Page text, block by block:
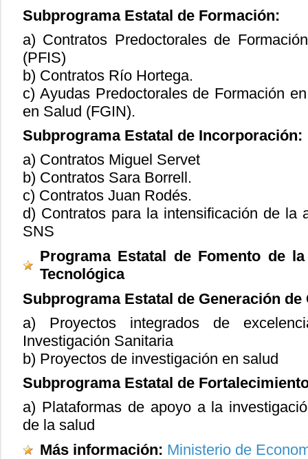
Subprograma Estatal de Formación:
a) Contratos Predoctorales de
(PFIS)
b) Contratos Río Hortega.
c) Ayudas Predoctorales de Formación
en Salud (FGIN).
Subprograma Estatal de Incorporación:
a) Contratos Miguel Servet
b) Contratos Sara Borrell.
c) Contratos Juan Rodés.
d) Contratos para la intensificación de la
SNS
Programa Estatal de Fomento de
Tecnológica
Subprograma Estatal de Generación
a) Proyectos integrados de
Investigación Sanitaria
b) Proyectos de investigación en salud
Subprograma Estatal de
a) Plataformas de apoyo a la
de la salud
Más información: Ministerio de